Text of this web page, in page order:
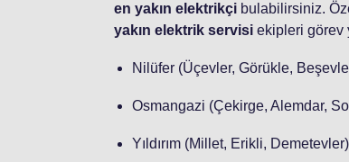
en yakın elektrikçi bulabilirsiniz.
yakın elektrik servisi ekipleri görev
Nilüfer (Üçevler, Görükle,
Osmangazi (Çekirge, Alemdar,
Yıldırım (Millet, Erikli, Demetevler)